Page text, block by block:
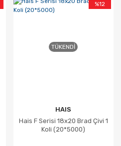
%12
TÜKENDI
HAIS
Hais F Serisi 18x20 Brad Çivi 1
Koli (20*5000)